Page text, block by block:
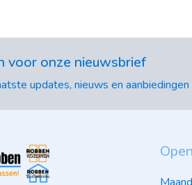
voor onze nieuwsbrief
updates, nieuws en aanbiedingen